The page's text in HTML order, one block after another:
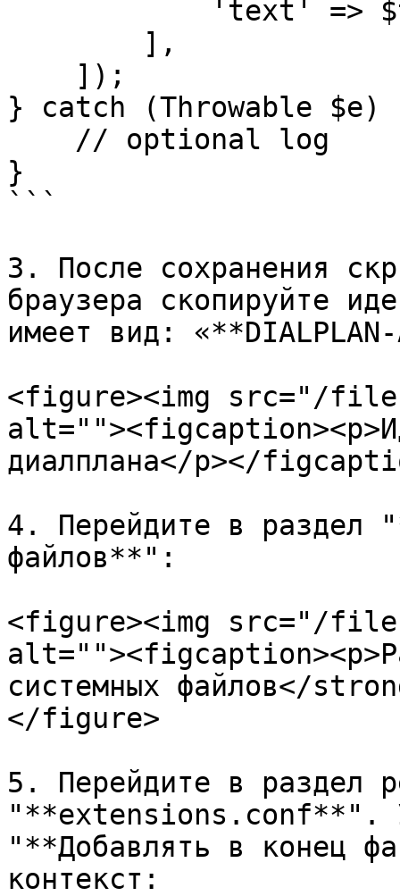
} catch (Throwable $e)
}
```
3. После сохранения
браузера скопируйте
имеет вид:
<figure><img src="/files/
диалплана</p></
4. Перейдите в раздел
файлов**":
<figure><img src="/files/
системных файлов</
</figure>
5. Перейдите в раздел
"**extensions.conf**".
"**Добавлять в конец
контекст: